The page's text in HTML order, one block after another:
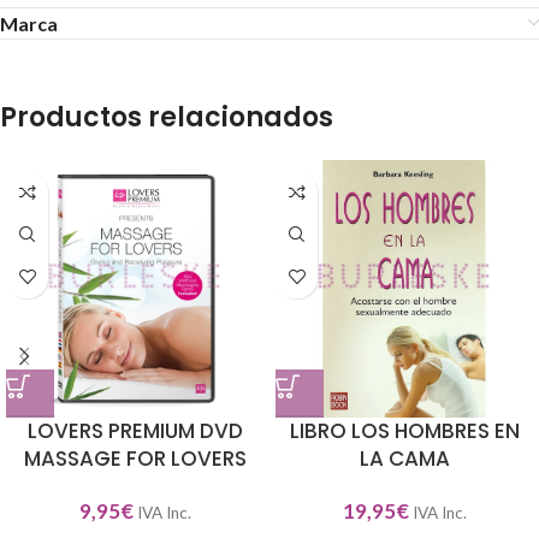
Marca
Productos relacionados
LOVERS PREMIUM DVD
MASSAGE FOR LOVERS
9,95€ IVA Inc.
LIBRO LOS HOMBRES EN
LA CAMA
19,95€ IVA Inc.